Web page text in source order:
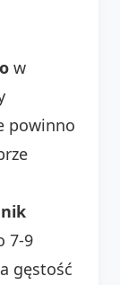
w
powinno
7-9
gęstość